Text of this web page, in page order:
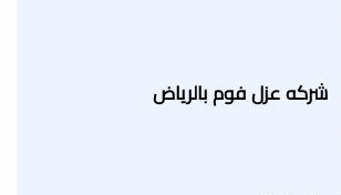
شركه عزل فوم بالرياض